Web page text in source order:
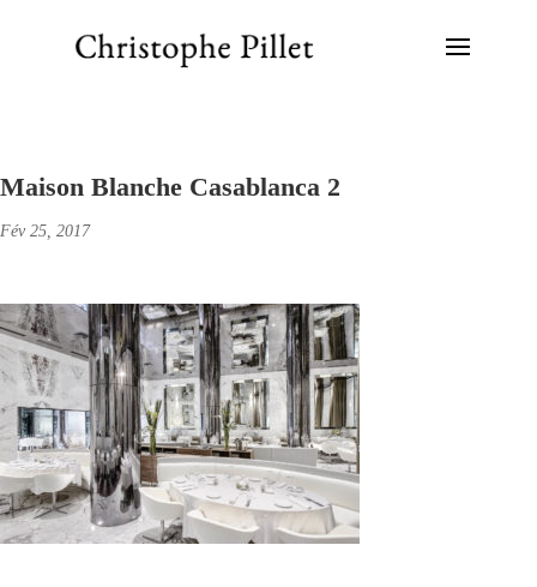
Maison Blanche Casablanca 2
Fév 25, 2017